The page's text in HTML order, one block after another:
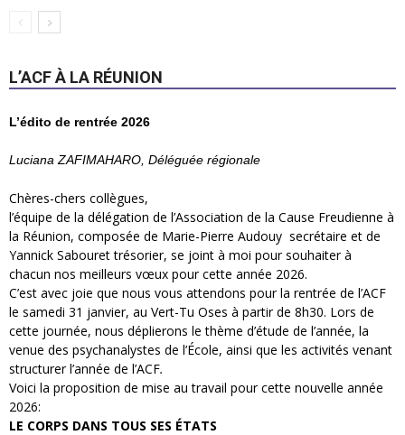
L’ACF À LA RÉUNION
L’édito de rentrée 2026
Luciana ZAFIMAHARO, Déléguée régionale
Chères-chers collègues,
l’équipe de la délégation de l’Association de la Cause Freudienne à
la Réunion, composée de Marie-Pierre Audouy secrétaire et de
Yannick Sabouret trésorier, se joint à moi pour souhaiter à
chacun nos meilleurs vœux pour cette année 2026.
C’est avec joie que nous vous attendons pour la rentrée de l’ACF
le samedi 31 janvier, au Vert-Tu Oses à partir de 8h30. Lors de
cette journée, nous déplierons le thème d’étude de l’année, la
venue des psychanalystes de l’École, ainsi que les activités venant
structurer l’année de l’ACF.
Voici la proposition de mise au travail pour cette nouvelle année
2026:
LE CORPS DANS TOUS SES ÉTATS